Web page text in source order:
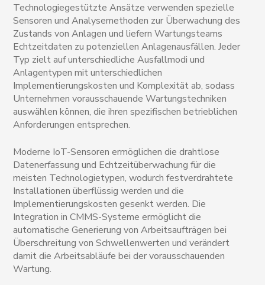
Technologiegestützte Ansätze verwenden spezielle
Sensoren und Analysemethoden zur Überwachung des
Zustands von Anlagen und liefern Wartungsteams
Echtzeitdaten zu potenziellen Anlagenausfällen. Jeder
Typ zielt auf unterschiedliche Ausfallmodi und
Anlagentypen mit unterschiedlichen
Implementierungskosten und Komplexität ab, sodass
Unternehmen vorausschauende Wartungstechniken
auswählen können, die ihren spezifischen betrieblichen
Anforderungen entsprechen.
Moderne IoT-Sensoren ermöglichen die drahtlose
Datenerfassung und Echtzeitüberwachung für die
meisten Technologietypen, wodurch festverdrahtete
Installationen überflüssig werden und die
Implementierungskosten gesenkt werden. Die
Integration in CMMS-Systeme ermöglicht die
automatische Generierung von Arbeitsaufträgen bei
Überschreitung von Schwellenwerten und verändert
damit die Arbeitsabläufe bei der vorausschauenden
Wartung.